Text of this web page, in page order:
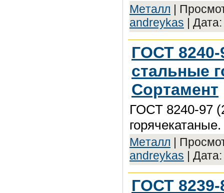
Meтaлл |
andreykas |
ГОСТ
стальные
Сортамент
ГОСТ 8240-97
Meтaлл |
andreykas |
ГОСТ